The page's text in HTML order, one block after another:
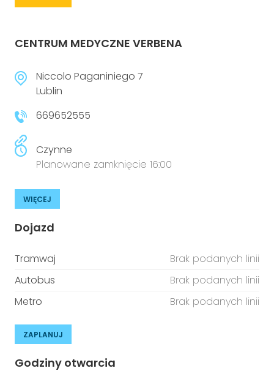
CENTRUM MEDYCZNE VERBENA
Niccolo Paganiniego 7
Lublin
669652555
Czynne
Planowane zamknięcie 16:00
WIĘCEJ
Dojazd
Tramwaj
Brak podanych linii
Autobus
Brak podanych linii
Metro
Brak podanych linii
ZAPLANUJ
Godziny otwarcia